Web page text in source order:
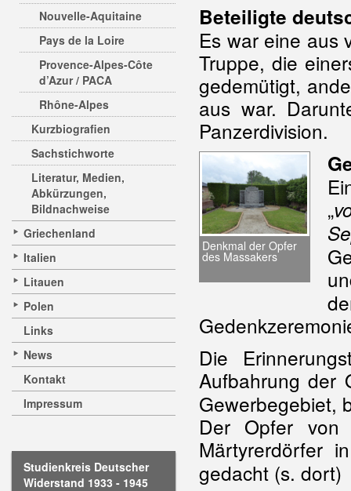
Nouvelle-Aquitaine
Pays de la Loire
Provence-Alpes-Côte
d’Azur / PACA
Rhône-Alpes
Kurzbiografien
Sachstichworte
Literatur, Medien,
Abkürzungen,
Bildnachweise
Griechenland
Italien
Litauen
Polen
Links
News
Kontakt
Impressum
Studienkreis Deutscher
Widerstand 1933 - 1945
Beteiligte
Es war eine aus
Truppe, die
gedemütigt,
aus war.
Panzerdivision.
Denkmal der Opfer
des Massakers
„
Die
Aufbahrung der
Gewerbegebiet,
Der Opfer
Märtyrerdörfer
gedacht (s. dort)